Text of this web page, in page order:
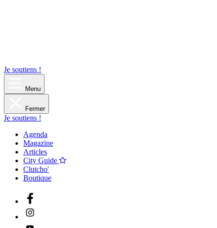
Je soutiens !
Menu
Fermer
Je soutiens !
Agenda
Magazine
Articles
City Guide
Clutcho'
Boutique